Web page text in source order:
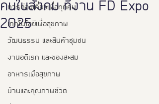
การท่องเที่ยวเพื่อทุกคน
เทคโนโลยีเพื่อสุขภาพ
วัฒนธรรม และสินค้าชุมชน
งานอดิเรก และของสะสม
อาหารเพือสุขภาพ
บ้านและคุณภาพชีวิต
คนในสังคม ที่งาน FD Expo
2025